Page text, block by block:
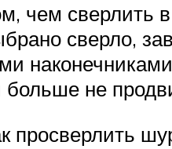
чем сверлить
сверло,
не
просверлить